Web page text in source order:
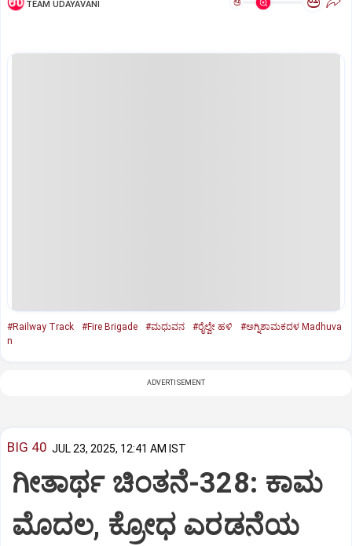
TEAM UDAYAVANI
#Railway Track #Fire Brigade #ಮಧುವನ #ರೈಲ್ವೇ ಹಳಿ
#ಅಗ್ನಿಶಾಮಕದಳ Madhuva
n
ADVERTISEMENT
BIG 40 JUL 23, 2025, 12:41 AM IST
ಗೀತಾರ್ಥ ಚಿಂತನೆ-328: ಕಾಮ
ಮೊದಲ, ಕ್ರೋಧ ಎರಡನೆಯ